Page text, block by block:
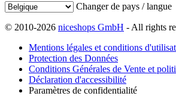
Changer de pays / langue
© 2010-2026 niceshops GmbH - All rights
Mentions légales et conditions
Protection des Données
Conditions Générales de Vente et
Déclaration d'accessibilité
Paramètres de confidentialité